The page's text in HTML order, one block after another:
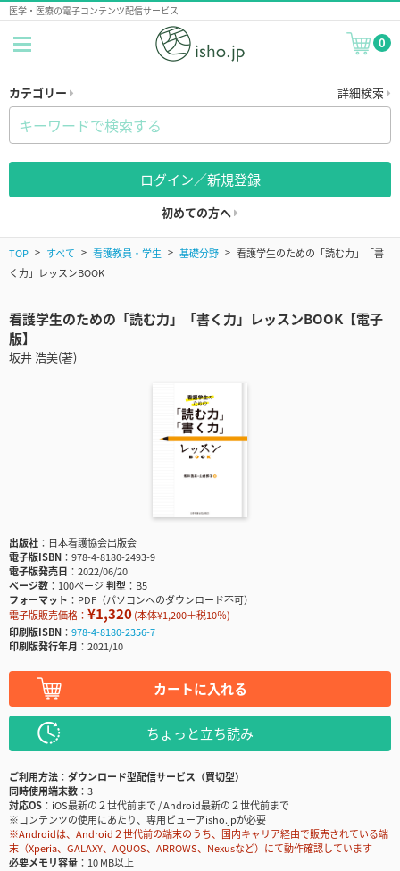
医学・医療の電子コンテンツ配信サービス
0
カテゴリー 詳細検索
ログイン／新規登録
初めての方へ
TOP すべて 看護教員・学生 基礎分野
看護学生のための「読む力」「書
く力」レッスンBOOK
看護学生のための「読む力」「書く力」レッスンBOOK【電子
版】
坂井 浩美(著)
出版社
日本看護協会出版会
電子版ISBN
978-4-8180-2493-9
電子版発売日
2022/06/20
ページ数
100ページ判型
B5
フォーマット
PDF（パソコンへのダウンロード不可）
電子版販売価格： ¥1,320(本体¥1,200＋税10％)
印刷版ISBN
978-4-8180-2356-7
印刷版発行年月
2021/10
カートに入れる
ちょっと立ち読み
ご利用方法
ダウンロード型配信サービス（買切型）
同時使用端末数
3
対応OS
iOS最新の２世代前まで / Android最新の２世代前まで
※コンテンツの使用にあたり、専用ビューアisho.jpが必要
※Androidは、Android２世代前の端末のうち、国内キャリア経由で販売されている端
末（Xperia、GALAXY、AQUOS、ARROWS、Nexusなど）にて動作確認しています
必要メモリ容量
10 MB以上